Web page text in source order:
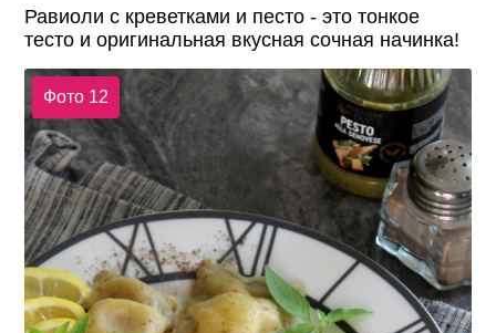
Равиоли с креветками и песто - это тонкое
тесто и оригинальная вкусная сочная начинка!
Фото 12